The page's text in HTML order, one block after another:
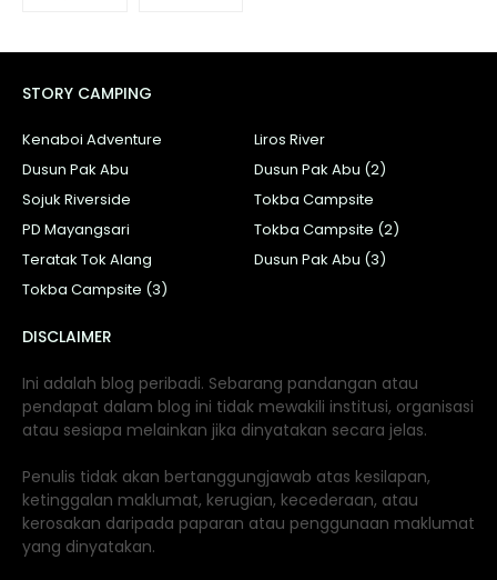
STORY CAMPING
Kenaboi Adventure
Liros River
Dusun Pak Abu
Dusun Pak Abu (2)
Sojuk Riverside
Tokba Campsite
PD Mayangsari
Tokba Campsite (2)
Teratak Tok Alang
Dusun Pak Abu (3)
Tokba Campsite (3)
DISCLAIMER
Ini adalah blog peribadi. Sebarang pandangan atau
pendapat dalam blog ini tidak mewakili institusi, organisasi
atau sesiapa melainkan jika dinyatakan secara jelas.
Penulis tidak akan bertanggungjawab atas kesilapan,
ketinggalan maklumat, kerugian, kecederaan, atau
kerosakan daripada paparan atau penggunaan maklumat
yang dinyatakan.